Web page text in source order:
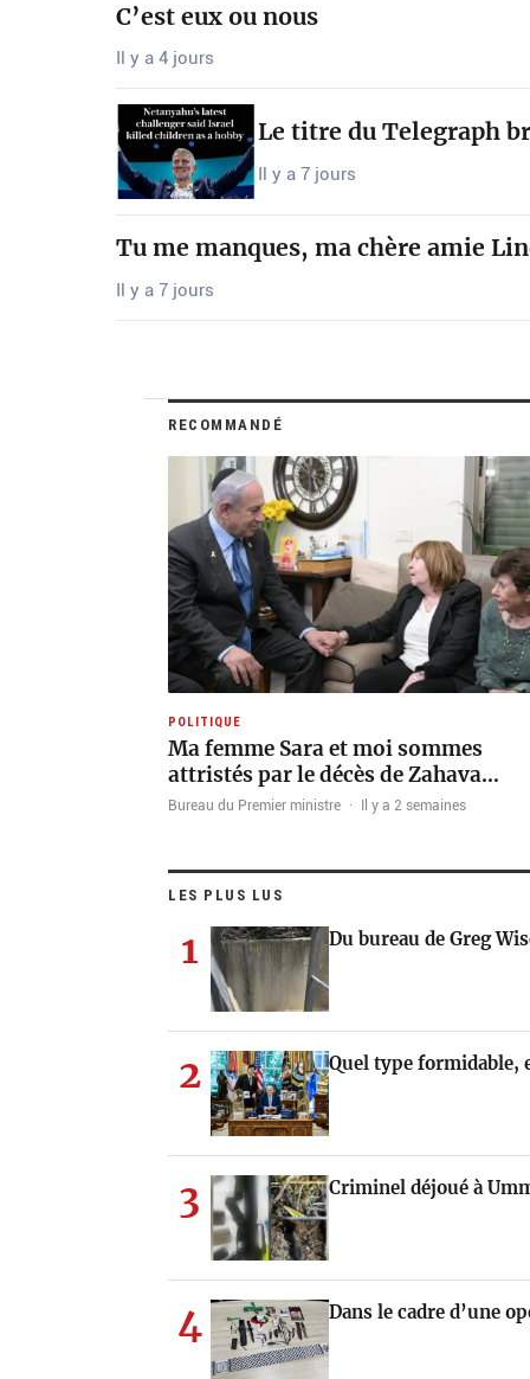
C’est eux ou nous
Il y a 4 jours
Le titre du Telegraph
Il y a 7 jours
Tu me manques, ma chère amie
Il y a 7 jours
RECOMMANDÉ
POLITIQUE
Ma femme Sara et moi sommes
attristés par le décès de Zahava…
Bureau du Premier ministre · Il y a 2 semaines
LES PLUS LUS
1 Du bureau de Greg
2 Quel type formidable,
3 Criminel déjoué à
4 Dans le cadre d’une